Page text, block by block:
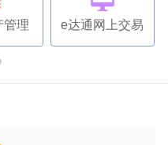
管理 e达通网上交易